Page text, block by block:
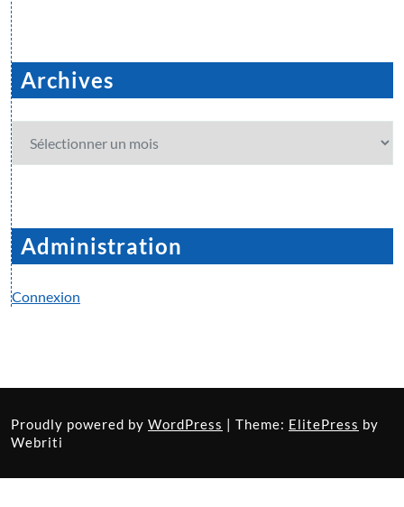
Archives
Archives
Administration
Connexion
Proudly powered by WordPress | Theme: ElitePress by
Webriti